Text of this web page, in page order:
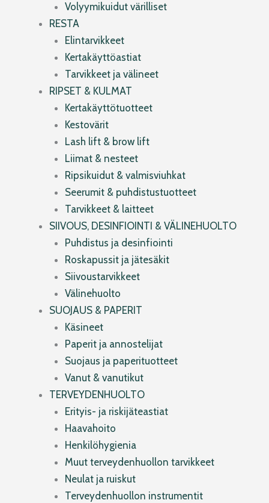
Volyymikuidut värilliset
RESTA
Elintarvikkeet
Kertakäyttöastiat
Tarvikkeet ja välineet
RIPSET & KULMAT
Kertakäyttötuotteet
Kestovärit
Lash lift & brow lift
Liimat & nesteet
Ripsikuidut & valmisviuhkat
Seerumit & puhdistustuotteet
Tarvikkeet & laitteet
SIIVOUS, DESINFIOINTI & VÄLINEHUOLTO
Puhdistus ja desinfiointi
Roskapussit ja jätesäkit
Siivoustarvikkeet
Välinehuolto
SUOJAUS & PAPERIT
Käsineet
Paperit ja annostelijat
Suojaus ja paperituotteet
Vanut & vanutikut
TERVEYDENHUOLTO
Erityis- ja riskijäteastiat
Haavahoito
Henkilöhygienia
Muut terveydenhuollon tarvikkeet
Neulat ja ruiskut
Terveydenhuollon instrumentit